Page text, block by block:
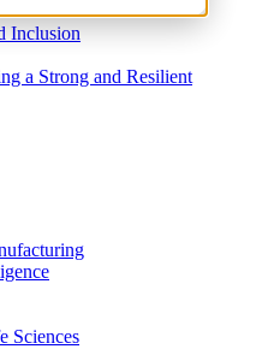
Inclusion
a Strong and Resilient
Sciences